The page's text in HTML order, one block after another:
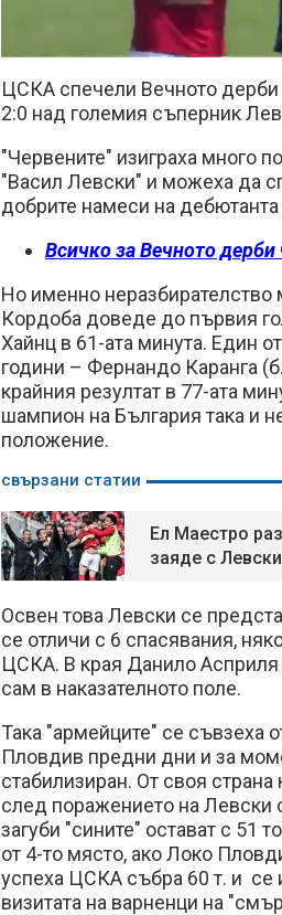
ЦСКА спечели Вечното дерби
2:0 над големия съперник
"Червените" изиграха много
"Васил Левски" и можеха да
добрите намеси на
Всичко за Вечното дерби
Но именно
Кордоба доведе до първия
Хайнц в 61-ата минута. Един
години – Фернандо Каранга
крайния резултат в 77-ата
шампион на България така и
положение.
свързани статии
Ел Маестро
заяде с Левски
Освен това Левски се
се отличи с 6 спасявания,
ЦСКА. В края Данило Асприля
сам в наказателното поле.
Така "армейците" се съвзеха
Пловдив предни дни и за
стабилизиран. От своя
след поражението на Левски
загуби "сините" остават с 51
от 4-то място, ако Локо
успеха ЦСКА събра 60 т. и се
визитата на варненци на